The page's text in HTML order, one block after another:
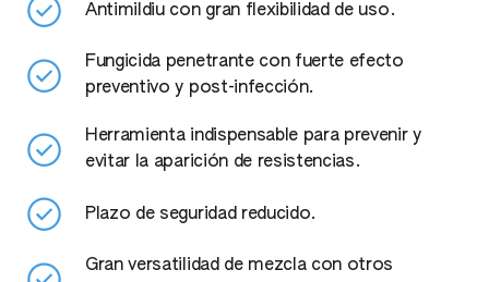
Antimildiu con gran flexibilidad de uso.
Fungicida penetrante con fuerte efecto
preventivo y post-infección.
Herramienta indispensable para prevenir y
evitar la aparición de resistencias.
Plazo de seguridad reducido.
Gran versatilidad de mezcla con otros